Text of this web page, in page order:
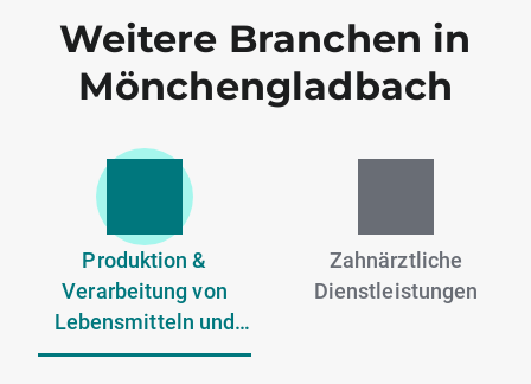
Weitere Branchen in
Mönchengladbach
Produktion &
Verarbeitung von
Lebensmitteln und
Getränken
Zahnärztliche
Dienstleistungen